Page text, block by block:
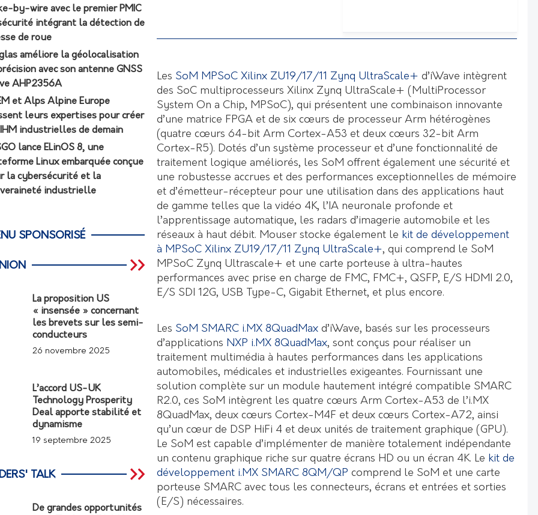
Les SoM MPSoC Xilinx ZU19/17/11 Zynq UltraScale+ d’iWave intègrent
des SoC multiprocesseurs Xilinx Zynq UltraScale+ (MultiProcessor
System On a Chip, MPSoC), qui présentent une combinaison innovante
d’une matrice FPGA et de six cœurs de processeur Arm hétérogènes
(quatre cœurs 64-bit Arm Cortex-A53 et deux cœurs 32-bit Arm
Cortex-R5). Dotés d’un système processeur et d’une fonctionnalité de
traitement logique améliorés, les SoM offrent également une sécurité et
une robustesse accrues et des performances exceptionnelles de mémoire
et d’émetteur-récepteur pour une utilisation dans des applications haut
de gamme telles que la vidéo 4K, l’IA neuronale profonde et
l’apprentissage automatique, les radars d’imagerie automobile et les
réseaux à haut débit. Mouser stocke également le kit de développement
à MPSoC Xilinx ZU19/17/11 Zynq UltraScale+, qui comprend le SoM
MPSoC Zynq Ultrascale+ et une carte porteuse à ultra-hautes
performances avec prise en charge de FMC, FMC+, QSFP, E/S HDMI 2.0,
E/S SDI 12G, USB Type-C, Gigabit Ethernet, et plus encore.
Les SoM SMARC i.MX 8QuadMax d’iWave, basés sur les processeurs
d’applications NXP i.MX 8QuadMax, sont conçus pour réaliser un
traitement multimédia à hautes performances dans les applications
automobiles, médicales et industrielles exigeantes. Fournissant une
solution complète sur un module hautement intégré compatible SMARC
R2.0, ces SoM intègrent les quatre cœurs Arm Cortex-A53 de l’i.MX
8QuadMax, deux cœurs Cortex-M4F et deux cœurs Cortex-A72, ainsi
qu’un cœur de DSP HiFi 4 et deux unités de traitement graphique (GPU).
Le SoM est capable d’implémenter de manière totalement indépendante
un contenu graphique riche sur quatre écrans HD ou un écran 4K. Le kit de
développement i.MX SMARC 8QM/QP comprend le SoM et une carte
porteuse SMARC avec tous les connecteurs, écrans et entrées et sorties
(E/S) nécessaires.
by-wire avec le premier PMIC
intégrant la détection de
de roue
améliore la géolocalisation
avec son antenne GNSS
AHP2356A
et Alps Alpine Europe
leurs expertises pour créer
industrielles de demain
lance ELinOS 8, une
Linux embarquée conçue
la cybersécurité et la
industrielle
SPONSORISÉ
La proposition US
« insensée » concernant
les brevets sur les semi-
conducteurs
26 novembre 2025
L’accord US-UK
Technology Prosperity
Deal apporte stabilité et
dynamisme
19 septembre 2025
TALK
De grandes opportunités